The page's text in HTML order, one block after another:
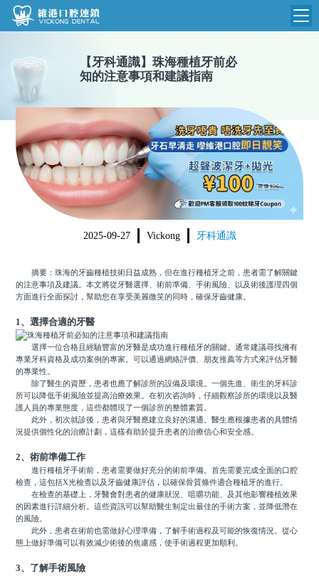
維港首頁
品牌介紹
環境設備
醫院新聞
收費標準
N
收費總表
植牙收費
根管收費
美學收費
箍牙收費
醫生團隊
門診時間
【 牙科通識】 珠海種植牙前必
知的注意事項和建議指南
2025-09-27 Vickong 牙科通識
摘要：珠海的牙齒種植技術日益成熟，但在進行種植牙之前，患者需了解關鍵
的注意事項及建議。本文將從牙醫選擇、術前準備、手術風險、以及術後護理四個
方面進行全面探討，幫助您在享受美麗微笑的同時，確保牙齒健康。
1、選擇合適的牙醫
選擇一位合格且經驗豐富的牙醫是成功進行種植牙的關鍵。通常建議尋找擁有
專業牙科資格及成功案例的專家。可以通過網絡評價、朋友推薦等方式來評估牙醫
的專業性。
除了醫生的資歷，患者也應了解診所的設備及環境。一個先進、衛生的牙科診
所可以降低手術風險並提高治療效果。在初次咨詢時，仔細觀察診所的環境以及醫
護人員的專業態度，這些都體現了一個診所的整體素質。
此外，初次就診後，患者與牙醫應建立良好的溝通。醫生應根據患者的具體情
況提供個性化的治療計劃，這樣有助於提升患者的治療信心和安全感。
2、術前準備工作
進行種植牙手術前，患者需要做好充分的術前準備。首先需要完成全面的口腔
檢查，這包括X光檢查以及牙齒健康評估，以確保骨質條件適合種植牙的進行。
在檢查的基礎上，牙醫會對患者的健康狀況、咀嚼功能、及其他影響種植效果
的因素進行詳細分析。這些資訊可以幫助醫生制定出最佳的手術方案，並降低潛在
的風險。
此外，患者在術前也需做好心理準備，了解手術過程及可能的恢復情況。從心
態上做好準備可以有效減少術後的焦慮感，使手術過程更加順利。
3、了解手術風險